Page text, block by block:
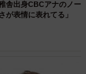
舎出身CBCアナのノー
が表情に表れてる」